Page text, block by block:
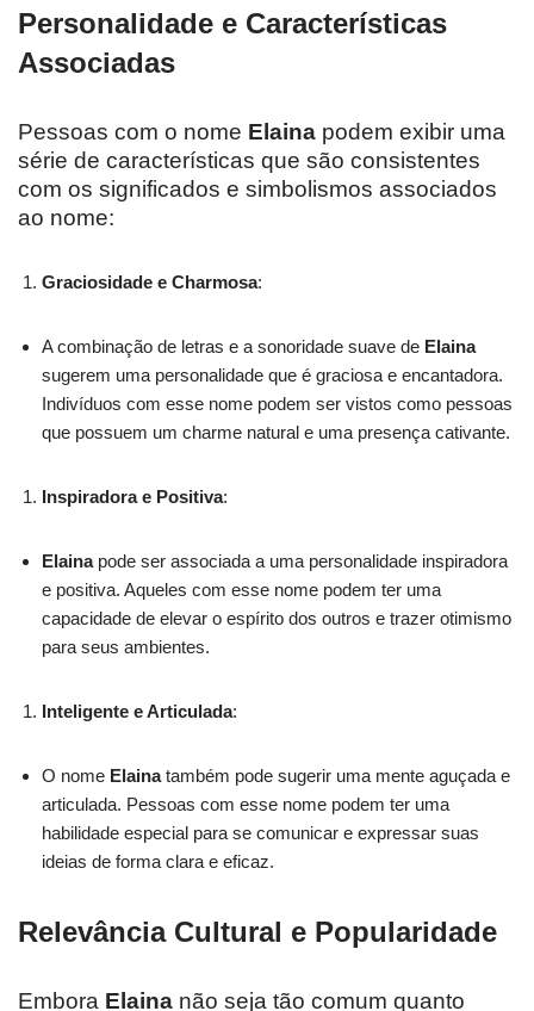
Personalidade e Características
Associadas
Pessoas com o nome Elaina podem exibir uma
série de características que são consistentes
com os significados e simbolismos associados
ao nome:
Graciosidade e Charmosa:
A combinação de letras e a sonoridade suave de Elaina
sugerem uma personalidade que é graciosa e encantadora.
Indivíduos com esse nome podem ser vistos como pessoas
que possuem um charme natural e uma presença cativante.
Inspiradora e Positiva:
Elainapode ser associada a uma personalidade inspiradora
e positiva. Aqueles com esse nome podem ter uma
capacidade de elevar o espírito dos outros e trazer otimismo
para seus ambientes.
Inteligente e Articulada:
O nome Elainatambém pode sugerir uma mente aguçada e
articulada. Pessoas com esse nome podem ter uma
habilidade especial para se comunicar e expressar suas
ideias de forma clara e eficaz.
Relevância Cultural e Popularidade
Embora Elaina não seja tão comum quanto